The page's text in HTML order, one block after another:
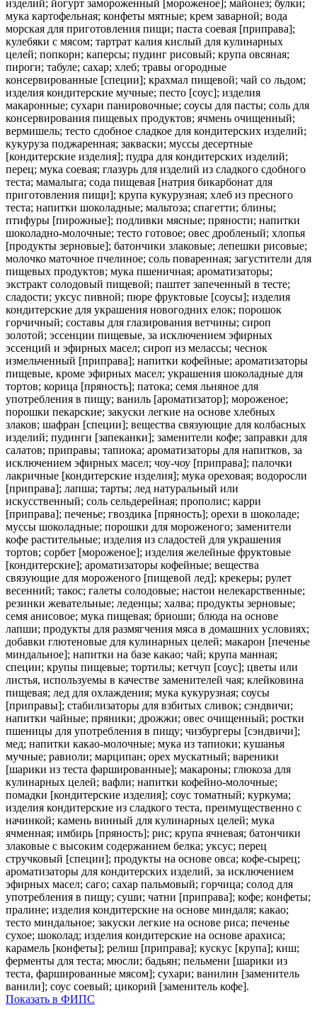
изделий; йогурт замороженный [мороженое]; майонез; булки;
мука картофельная; конфеты мятные; крем заварной; вода
морская для приготовления пищи; паста соевая [приправа];
кулебяки с мясом; тартрат калия кислый для кулинарных
целей; попкорн; каперсы; пудинг рисовый; крупа овсяная;
пироги; табуле; сахар; хлеб; травы огородные
консервированные [специи]; крахмал пищевой; чай со льдом;
изделия кондитерские мучные; песто [соус]; изделия
макаронные; сухари панировочные; соусы для пасты; соль для
консервирования пищевых продуктов; ячмень очищенный;
вермишель; тесто сдобное сладкое для кондитерских изделий;
кукуруза поджаренная; закваски; муссы десертные
[кондитерские изделия]; пудра для кондитерских изделий;
перец; мука соевая; глазурь для изделий из сладкого сдобного
теста; мамалыга; сода пищевая [натрия бикарбонат для
приготовления пищи]; крупа кукурузная; хлеб из пресного
теста; напитки шоколадные; мальтоза; спагетти; блины;
птифуры [пирожные]; подливки мясные; пряности; напитки
шоколадно-молочные; тесто готовое; овес дробленый; хлопья
[продукты зерновые]; батончики злаковые; лепешки рисовые;
молочко маточное пчелиное; соль поваренная; загустители для
пищевых продуктов; мука пшеничная; ароматизаторы;
экстракт солодовый пищевой; паштет запеченный в тесте;
сладости; уксус пивной; пюре фруктовые [соусы]; изделия
кондитерские для украшения новогодних елок; порошок
горчичный; составы для глазирования ветчины; сироп
золотой; эссенции пищевые, за исключением эфирных
эссенций и эфирных масел; сироп из мелассы; чеснок
измельченный [приправа]; напитки кофейные; ароматизаторы
пищевые, кроме эфирных масел; украшения шоколадные для
тортов; корица [пряность]; патока; семя льняное для
употребления в пищу; ваниль [ароматизатор]; мороженое;
порошки пекарские; закуски легкие на основе хлебных
злаков; шафран [специи]; вещества связующие для колбасных
изделий; пудинги [запеканки]; заменители кофе; заправки для
салатов; приправы; тапиока; ароматизаторы для напитков, за
исключением эфирных масел; чоу-чоу [приправа]; палочки
лакричные [кондитерские изделия]; мука ореховая; водоросли
[приправа]; лапша; тарты; лед натуральный или
искусственный; соль сельдерейная; прополис; карри
[приправа]; печенье; гвоздика [пряность]; орехи в шоколаде;
муссы шоколадные; порошки для мороженого; заменители
кофе растительные; изделия из сладостей для украшения
тортов; сорбет [мороженое]; изделия желейные фруктовые
[кондитерские]; ароматизаторы кофейные; вещества
связующие для мороженого [пищевой лед]; крекеры; рулет
весенний; такос; галеты солодовые; настои нелекарственные;
резинки жевательные; леденцы; халва; продукты зерновые;
семя анисовое; мука пищевая; бриоши; блюда на основе
лапши; продукты для размягчения мяса в домашних условиях;
добавки глютеновые для кулинарных целей; макарон [печенье
миндальное]; напитки на базе какао; чай; крупа манная;
специи; крупы пищевые; тортилы; кетчуп [соус]; цветы или
листья, используемы в качестве заменителей чая; клейковина
пищевая; лед для охлаждения; мука кукурузная; соусы
[приправы]; стабилизаторы для взбитых сливок; сэндвичи;
напитки чайные; пряники; дрожжи; овес очищенный; ростки
пшеницы для употребления в пищу; чизбургеры [сэндвичи];
мед; напитки какао-молочные; мука из тапиоки; кушанья
мучные; равиоли; марципан; орех мускатный; вареники
[шарики из теста фаршированные]; макароны; глюкоза для
кулинарных целей; вафли; напитки кофейно-молочные;
помадки [кондитерские изделия]; соус томатный; куркума;
изделия кондитерские из сладкого теста, преимущественно с
начинкой; камень винный для кулинарных целей; мука
ячменная; имбирь [пряность]; рис; крупа ячневая; батончики
злаковые с высоким содержанием белка; уксус; перец
стручковый [специи]; продукты на основе овса; кофе-сырец;
ароматизаторы для кондитерских изделий, за исключением
эфирных масел; саго; сахар пальмовый; горчица; солод для
употребления в пищу; суши; чатни [приправа]; кофе; конфеты;
пралине; изделия кондитерские на основе миндаля; какао;
тесто миндальное; закуски легкие на основе риса; печенье
сухое; шоколад; изделия кондитерские на основе арахиса;
карамель [конфеты]; релиш [приправа]; кускус [крупа]; киш;
ферменты для теста; мюсли; бадьян; пельмени [шарики из
теста, фаршированные мясом]; сухари; ванилин [заменитель
ванили]; соус соевый; цикорий [заменитель кофе].
Показать в ФИПС